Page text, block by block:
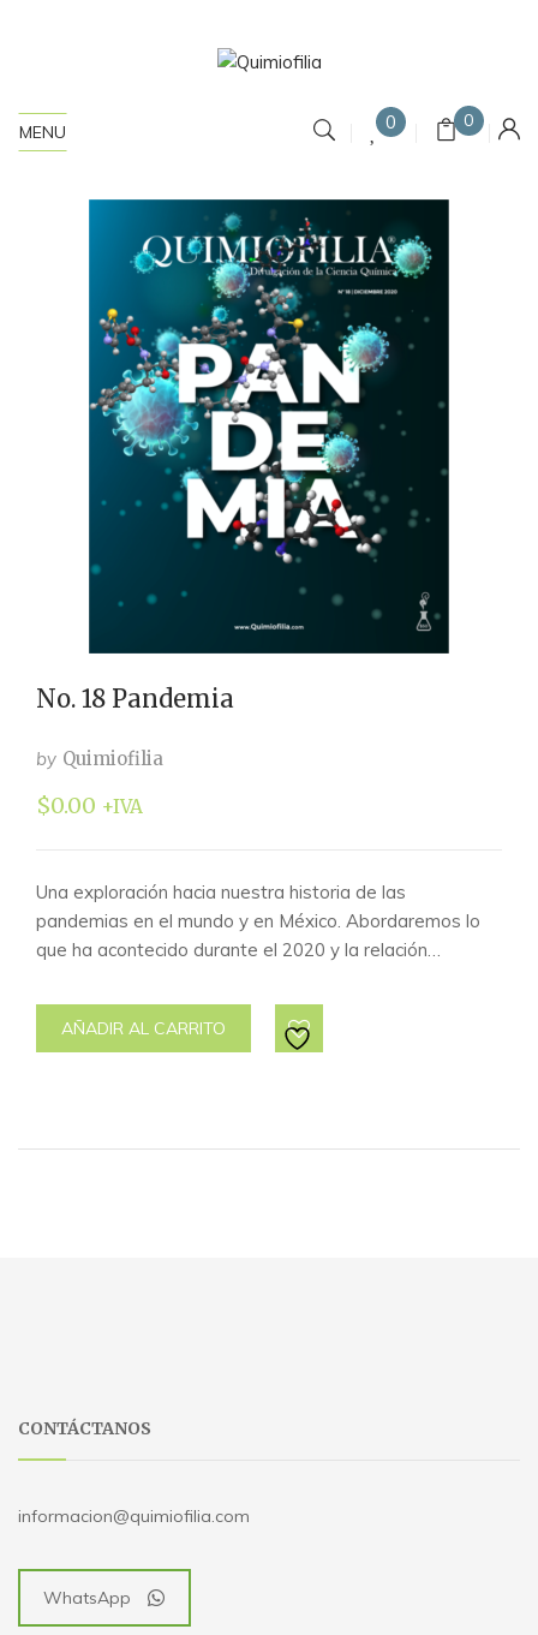
MENU 0 0
No. 18 Pandemia
by Quimiofilia
$0.00 +IVA
Una exploración hacia nuestra historia de las
pandemias en el mundo y en México. Abordaremos lo
que ha acontecido durante el 2020 y la relación…
AÑADIR AL CARRITO
CONTÁCTANOS
informacion@quimiofilia.com
WhatsApp